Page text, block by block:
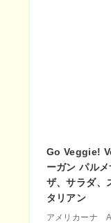
Go Veggie!
ーガン パル
ザ、サラダ、
タリアン
アメリカーナ